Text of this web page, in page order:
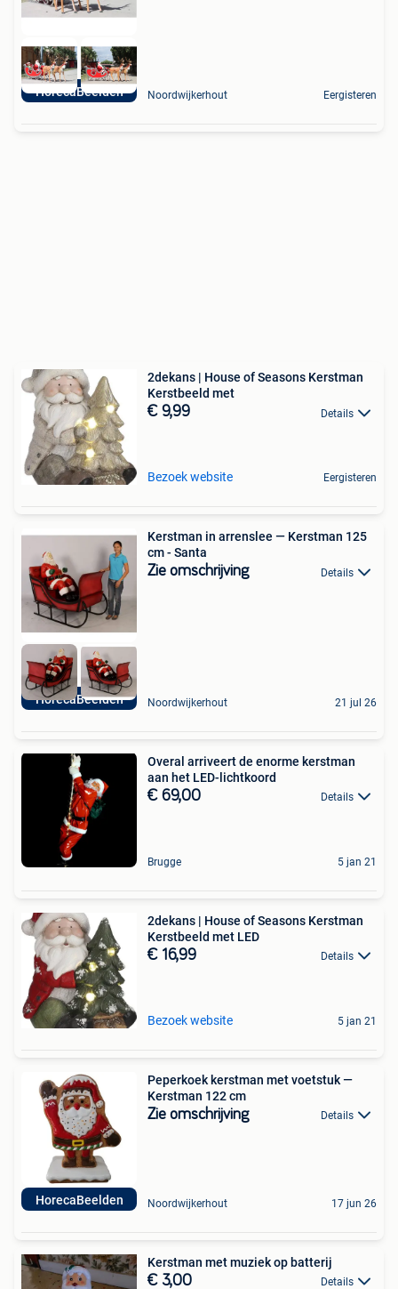
HorecaBeelden Noordwijkerhout Eergisteren
2dekans | House of Seasons Kerstman
Kerstbeeld met
€ 9,99 Details
Bezoek website Eergisteren
HorecaBeelden
Kerstman in arrenslee — Kerstman 125
cm - Santa
Zie omschrijving Details
Noordwijkerhout 21 jul 26
Overal arriveert de enorme kerstman
aan het LED-lichtkoord
€ 69,00 Details
Brugge 5 jan 21
2dekans | House of Seasons Kerstman
Kerstbeeld met LED
€ 16,99 Details
Bezoek website 5 jan 21
HorecaBeelden
Peperkoek kerstman met voetstuk —
Kerstman 122 cm
Zie omschrijving Details
Noordwijkerhout 17 jun 26
Kerstman met muziek op batterij
€ 3,00 Details